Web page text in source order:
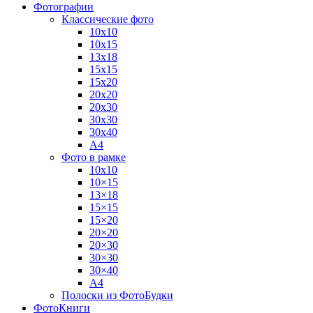
Фотографии
Классические фото
10х10
10х15
13х18
15х15
15х20
20х20
20х30
30х30
30х40
А4
Фото в рамке
10х10
10×15
13×18
15×15
15×20
20×20
20×30
30×30
30×40
A4
Полоски из ФотоБудки
ФотоКниги